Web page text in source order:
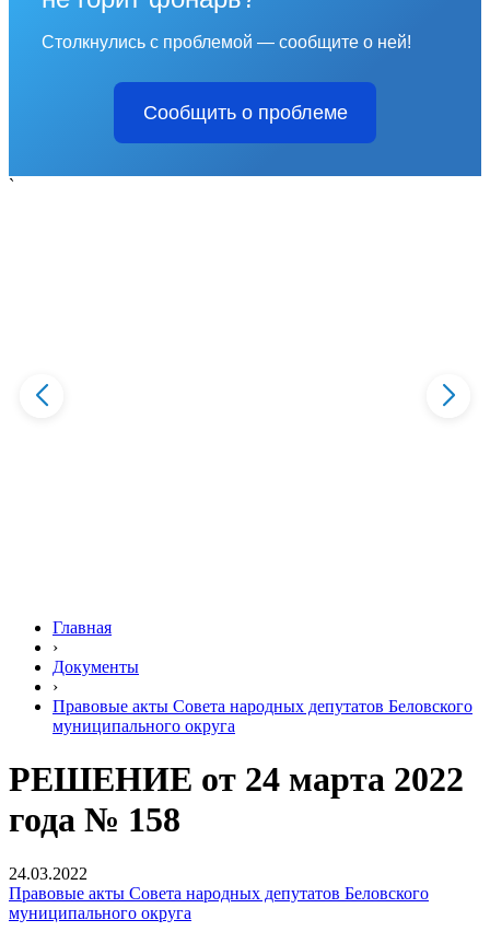
Столкнулись с проблемой — сообщите о ней!
Сообщить о проблеме
`
Главная
›
Документы
›
Правовые акты Совета народных депутатов Беловского
муниципального округа
РЕШЕНИЕ от 24 марта 2022
года № 158
24.03.2022
Правовые акты Совета народных депутатов Беловского
муниципального округа